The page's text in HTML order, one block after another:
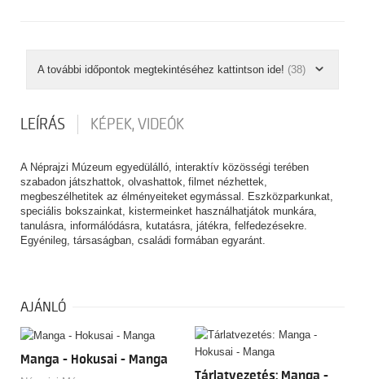
A további időpontok megtekintéséhez kattintson ide! (38)
LEÍRÁS KÉPEK, VIDEÓK
A Néprajzi Múzeum egyedülálló, interaktív közösségi terében
szabadon játszhattok, olvashattok, filmet nézhettek,
megbeszélhetitek az élményeiteket egymással. Eszközparkunkat,
speciális bokszainkat, kistermeinket használhatjátok munkára,
tanulásra, informálódásra, kutatásra, játékra, felfedezésekre.
Egyénileg, társaságban, családi formában egyaránt.
AJÁNLÓ
Manga - Hokusai - Manga
Tárlatvezetés: Manga -